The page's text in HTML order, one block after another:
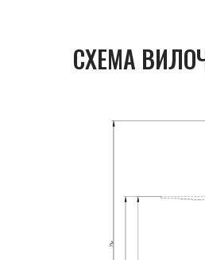
СХЕМА